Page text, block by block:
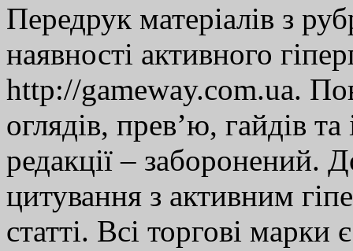
Передрук матеріалів з
наявності активного
http://gameway.com.ua.
оглядів, прев’ю, гайдів
редакції – заборонений.
цитування з активним
статті. Всі торгові марки